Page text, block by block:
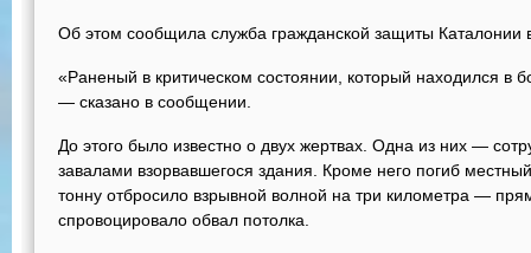
Об этом сообщила служба гражданской защиты Каталонии
«Раненый в критическом состоянии, который находился в
— сказано в сообщении.
До этого было известно о двух жертвах. Одна из них —
завалами взорвавшегося здания. Кроме него погиб
тонну отбросило взрывной волной на три километра —
спровоцировало обвал потолка.